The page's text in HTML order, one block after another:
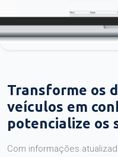
Transforme os
veículos em
potencialize os
Com informações